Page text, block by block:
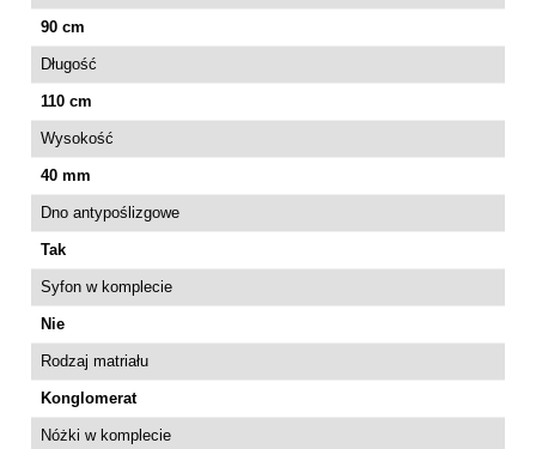
90 cm
Długość
110 cm
Wysokość
40 mm
Dno antypoślizgowe
Tak
Syfon w komplecie
Nie
Rodzaj matriału
Konglomerat
Nóżki w komplecie